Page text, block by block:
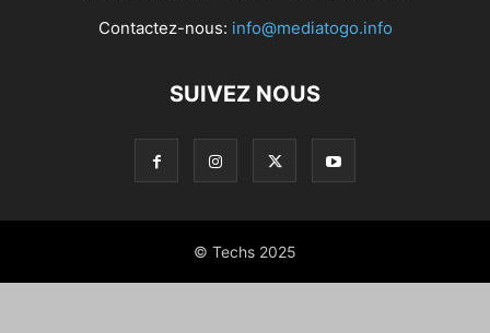
Contactez-nous: info@mediatogo.info
SUIVEZ NOUS
© Techs 2025